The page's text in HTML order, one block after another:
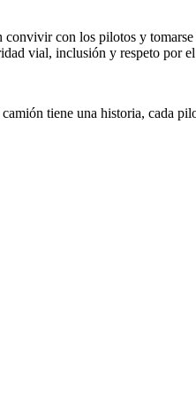
con los pilotos y
vial, inclusión y respeto por
tiene una historia, cada